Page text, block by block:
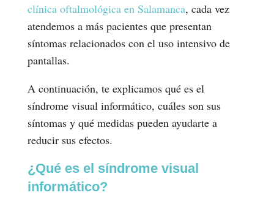
clínica oftalmológica en Salamanca, cada vez
atendemos a más pacientes que presentan
síntomas relacionados con el uso intensivo de
pantallas.
A continuación, te explicamos qué es el
síndrome visual informático, cuáles son sus
síntomas y qué medidas pueden ayudarte a
reducir sus efectos.
¿Qué es el síndrome visual
informático?